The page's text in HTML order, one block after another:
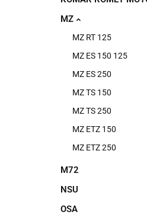
MZ
MZ RT 125
MZ ES 150 125
MZ ES 250
MZ TS 150
MZ TS 250
MZ ETZ 150
MZ ETZ 250
M72
NSU
OSA